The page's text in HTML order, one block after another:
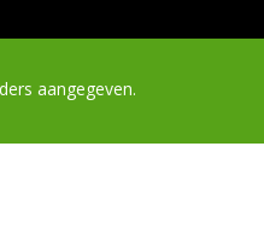
aangegeven.